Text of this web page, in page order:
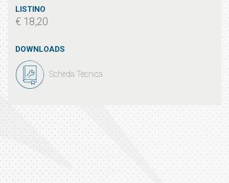
LISTINO
€ 18,20
DOWNLOADS
Scheda Tecnica